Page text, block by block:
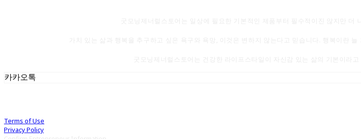
카카오톡
Terms of Use
Privacy Policy